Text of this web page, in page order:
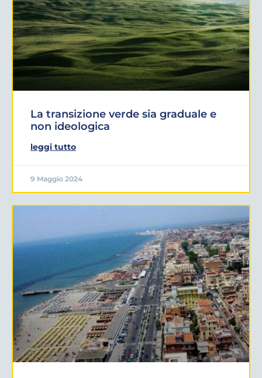
La transizione verde sia graduale e
non ideologica
leggi tutto
9 Maggio 2024